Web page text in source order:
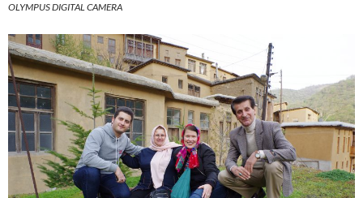
OLYMPUS DIGITAL CAMERA